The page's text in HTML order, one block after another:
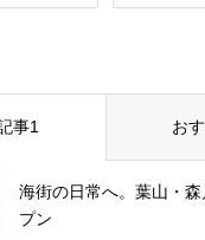
事1 お
海街の日常へ。葉山・
プン